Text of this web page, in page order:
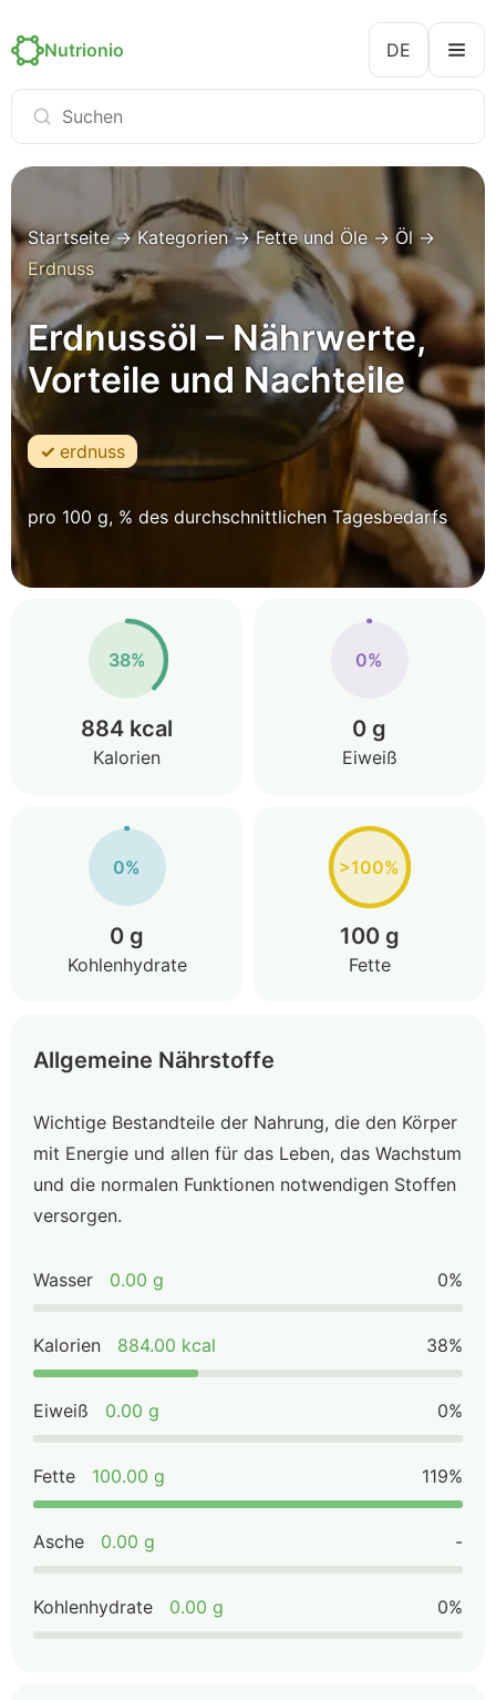
Nutrionio DE
Startseite→Kategorien→Fette und Öle→ Öl →
Erdnuss
Erdnussöl – Nährwerte,
Vorteile und Nachteile
erdnuss
pro 100 g, % des durchschnittlichen Tagesbedarfs
38%
884 kcal
Kalorien
0%
0 g
Eiweiß
0%
0 g
Kohlenhydrate
>100%
100 g
Fette
Allgemeine Nährstoffe
Wichtige Bestandteile der Nahrung, die den Körper
mit Energie und allen für das Leben, das Wachstum
und die normalen Funktionen notwendigen Stoffen
versorgen.
Wasser 0.00 g 0%
Kalorien 884.00 kcal 38%
Eiweiß 0.00 g 0%
Fette 100.00 g 119%
Asche 0.00 g -
Kohlenhydrate 0.00 g 0%